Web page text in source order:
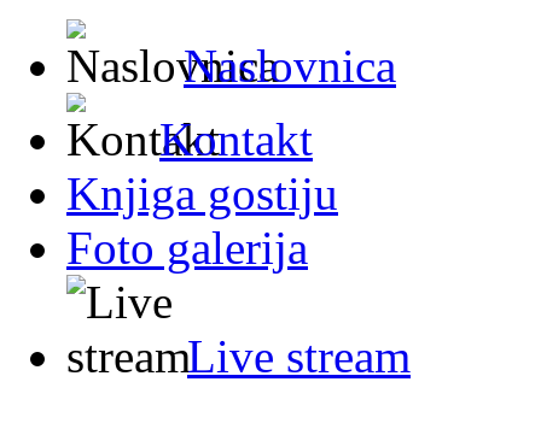
Naslovnica
Kontakt
Knjiga gostiju
Foto galerija
Live stream